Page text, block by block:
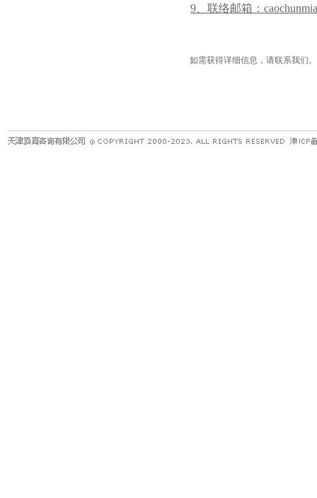
9、联络邮箱：
如需获得详细信息，请联系我们。